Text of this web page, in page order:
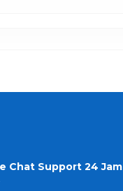
Chat Support 24 Jam